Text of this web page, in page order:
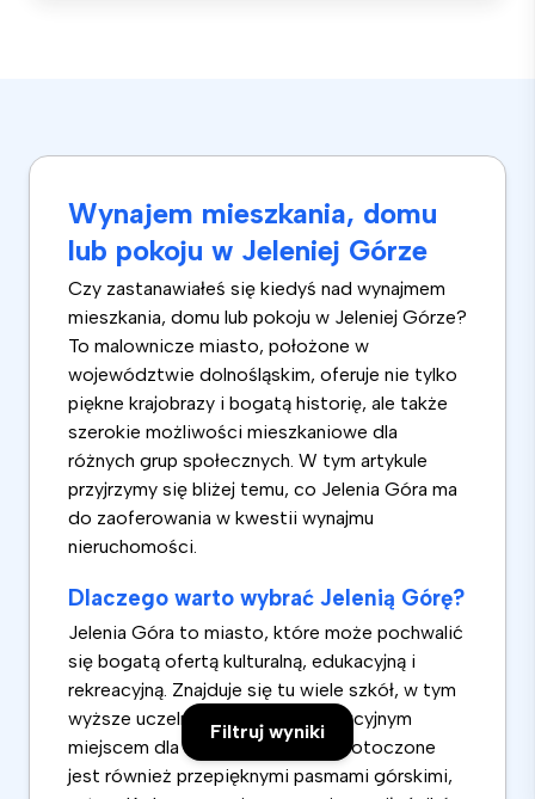
Filtruj wyniki
Wynajem mieszkania, domu
lub pokoju w Jeleniej Górze
Czy zastanawiałeś się kiedyś nad wynajmem
mieszkania, domu lub pokoju w Jeleniej Górze?
To malownicze miasto, położone w
województwie dolnośląskim, oferuje nie tylko
piękne krajobrazy i bogatą historię, ale także
szerokie możliwości mieszkaniowe dla
różnych grup społecznych. W tym artykule
przyjrzymy się bliżej temu, co Jelenia Góra ma
do zaoferowania w kwestii wynajmu
nieruchomości.
Dlaczego warto wybrać Jelenią Górę?
Jelenia Góra to miasto, które może pochwalić
się bogatą ofertą kulturalną, edukacyjną i
rekreacyjną. Znajduje się tu wiele szkół, w tym
wyższe uczelnie, co czyni je atrakcyjnym
miejscem dla studentów. Miasto otoczone
jest również przepięknymi pasmami górskimi,